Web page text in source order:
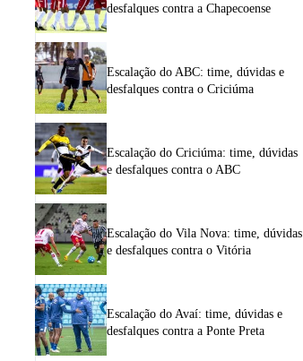
desfalques contra a Chapecoense
Escalação do ABC: time, dúvidas e
desfalques contra o Criciúma
Escalação do Criciúma: time, dúvidas
e desfalques contra o ABC
Escalação do Vila Nova: time, dúvidas
e desfalques contra o Vitória
Escalação do Avaí: time, dúvidas e
desfalques contra a Ponte Preta